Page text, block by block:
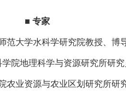
■ 专家
范大学水科学研究院教授、博
院地理科学与资源研究所研究
农业资源与农业区划研究所研